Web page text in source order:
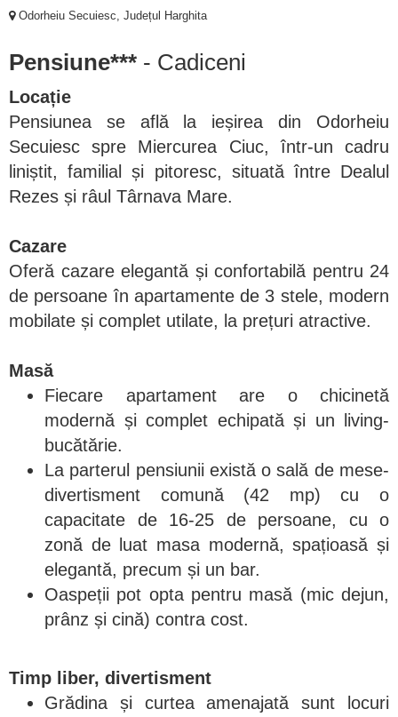
Odorheiu Secuiesc, Județul Harghita
Pensiune*** - Cadiceni
Locație
Pensiunea se află la ieșirea din Odorheiu
Secuiesc spre Miercurea Ciuc, într-un cadru
liniștit, familial și pitoresc, situată între Dealul
Rezes și râul Târnava Mare.
Cazare
Oferă cazare elegantă și confortabilă pentru 24
de persoane în apartamente de 3 stele, modern
mobilate și complet utilate, la prețuri atractive.
Masă
Fiecare apartament are o chicinetă
modernă și complet echipată și un living-
bucătărie.
La parterul pensiunii există o sală de mese-
divertisment comună (42 mp) cu o
capacitate de 16-25 de persoane, cu o
zonă de luat masa modernă, spațioasă și
elegantă, precum și un bar.
Oaspeții pot opta pentru masă (mic dejun,
prânz și cină) contra cost.
Timp liber, divertisment
Grădina și curtea amenajată sunt locuri